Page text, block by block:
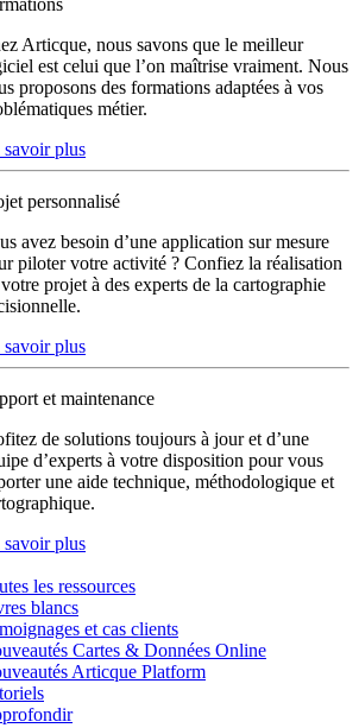
Articque, nous savons que le meilleur
est celui que l’on maîtrise vraiment. Nous
proposons des formations adaptées à vos
métier.
savoir plus
personnalisé
avez besoin d’une application sur mesure
piloter votre activité ? Confiez la réalisation
projet à des experts de la cartographie
savoir plus
et maintenance
de solutions toujours à jour et d’une
d’experts à votre disposition pour vous
une aide technique, méthodologique et
savoir plus
les ressources
blancs
et cas clients
Cartes & Données Online
Articque Platform